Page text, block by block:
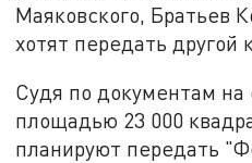
Маяковского, Братьев
хотят передать другой
Судя по документам на
площадью 23 000
планируют передать